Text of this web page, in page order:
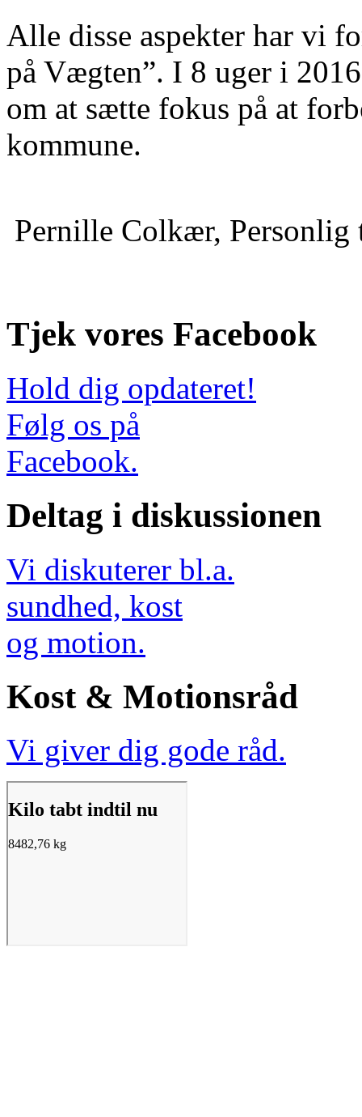
Alle disse aspekter har vi
på Vægten”. I 8 uger i
om at sætte fokus på at
kommune.
Pernille Colkær, Personlig
Tjek vores Facebook
Hold dig opdateret!
Følg os på
Facebook.
Deltag i diskussionen
Vi diskuterer bl.a.
sundhed, kost
og motion.
Kost & Motionsråd
Vi giver dig gode råd.